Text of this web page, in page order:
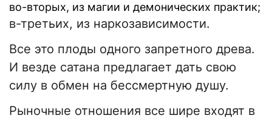
во-вторых, из магии и демонических практик;
в-третьих, из наркозависимости.
Все это плоды одного запретного древа.
И везде сатана предлагает дать свою
силу в обмен на бессмертную душу.
Рыночные отношения все шире входят в